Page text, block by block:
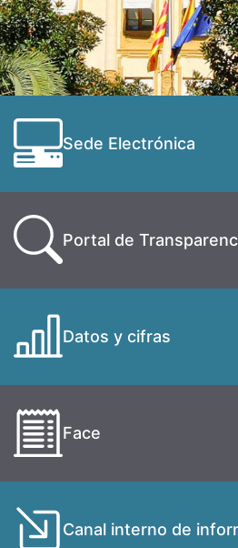
Sede Electrónica
Portal de
Datos y cifras
Face
Canal interno de